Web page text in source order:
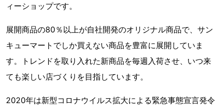
ィーショップです。
展開商品の80％以上が自社開発のオリジナル商品で、サン
キューマートでしか買えない商品を豊富に展開していま
す。トレンドを取り入れた新商品を毎週入荷させ、いつ来
ても楽しい店づくりを目指しています。
2020年は新型コロナウイルス拡大による緊急事態宣言発令